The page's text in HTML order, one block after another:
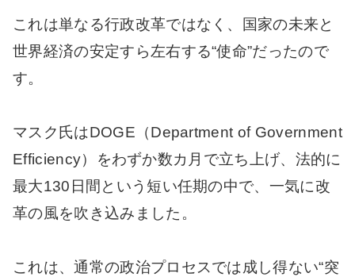
これは単なる行政改革ではなく、国家の未来と
世界経済の安定すら左右する“使命”だったので
す。
マスク氏はDOGE（Department of Government
Efficiency）をわずか数カ月で立ち上げ、法的に
最大130日間という短い任期の中で、一気に改
革の風を吹き込みました。
これは、通常の政治プロセスでは成し得ない“突